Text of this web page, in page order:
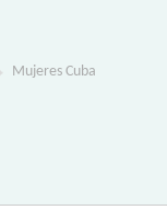
Mujeres Cuba